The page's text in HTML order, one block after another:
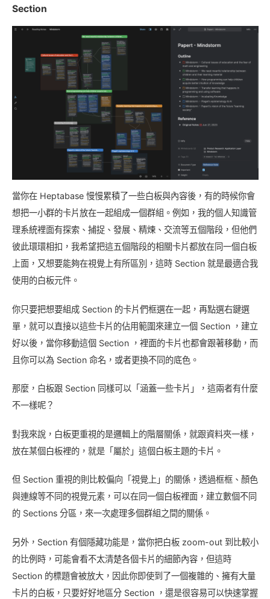
Section
當你在 Heptabase 慢慢累積了一些白板與內容後，有的時候你會
想把一小群的卡片放在一起組成一個群組。例如，我的個人知識管
理系統裡面有探索、捕捉、發展、精煉、交流等五個階段，但他們
彼此環環相扣，我希望把這五個階段的相關卡片都放在同一個白板
上面，又想要能夠在視覺上有所區別，這時 Section 就是最適合我
使用的白板元件。
你只要把想要組成 Section 的卡片們框選在一起，再點選右鍵選
單，就可以直接以這些卡片的佔用範圍來建立一個 Section ，建立
好以後，當你移動這個 Section ，裡面的卡片也都會跟著移動，而
且你可以為 Section 命名，或者更換不同的底色。
那麼，白板跟 Section 同樣可以「涵蓋一些卡片」，這兩者有什麼
不一樣呢？
對我來說，白板更重視的是邏輯上的階層關係，就跟資料夾一樣，
放在某個白板裡的，就是「屬於」這個白板主題的卡片。
但 Section 重視的則比較偏向「視覺上」的關係，透過框框、顏色
與連線等不同的視覺元素，可以在同一個白板裡面，建立數個不同
的 Sections 分區，來一次處理多個群組之間的關係。
另外，Section 有個隱藏功能是，當你把白板 zoom-out 到比較小
的比例時，可能會看不太清楚各個卡片的細節內容，但這時
Section 的標題會被放大，因此你即使到了一個複雜的、擁有大量
卡片的白板，只要好好地區分 Section ，還是很容易可以快速掌握